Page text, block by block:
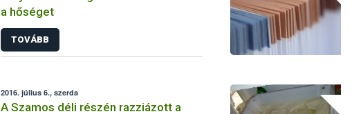
a hőséget
TOVÁBB
2016. július 6., szerda
A Szamos déli részén razziázott a